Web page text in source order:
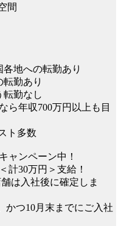
間
各地への転勤あり
転勤あり
転勤なし
ら年収700万円以上も目
ト多数
ャンペーン中！
計30万円＞支給！
は入社後に確定しま
かつ10月末までにご入社